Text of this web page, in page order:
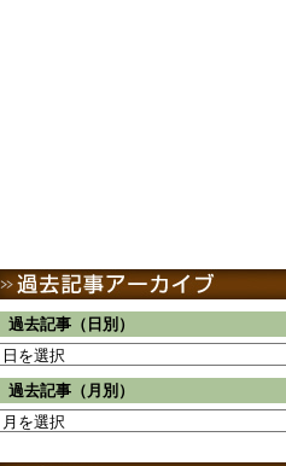
過去記事（日別）
過去記事（月別）